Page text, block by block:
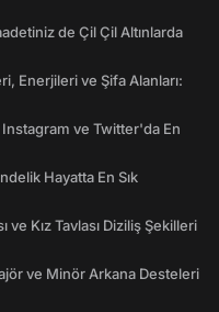
de Çil Çil Altınlarda
Enerjileri ve Şifa Alanları:
ve Twitter'da En
Hayatta En Sık
ve Kız Tavlası Diziliş Şekilleri
ve Minör Arkana Desteleri